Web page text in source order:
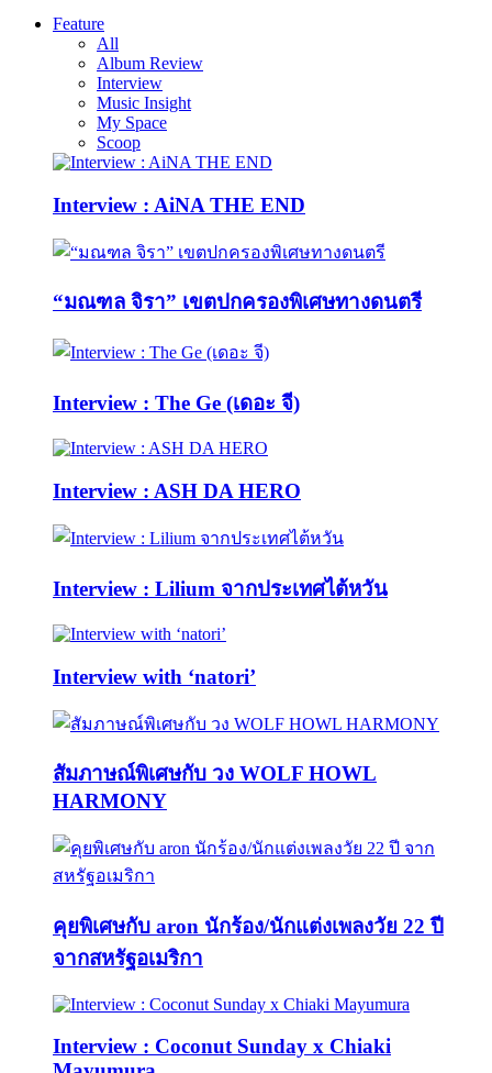
Feature
All
Album Review
Interview
Music Insight
My Space
Scoop
Interview : AiNA THE END
“มณฑล จิรา” เขตปกครองพิเศษทางดนตรี
Interview : The Ge (เดอะ จี)
Interview : ASH DA HERO
Interview : Lilium จากประเทศไต้หวัน
Interview with ‘natori’
สัมภาษณ์พิเศษกับ วง WOLF HOWL
HARMONY
คุยพิเศษกับ aron นักร้อง/นักแต่งเพลงวัย 22 ปี
จากสหรัฐอเมริกา
Interview : Coconut Sunday x Chiaki